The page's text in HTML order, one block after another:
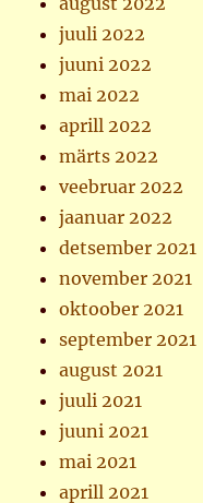
juuli 2022
juuni 2022
mai 2022
aprill 2022
märts 2022
veebruar 2022
jaanuar 2022
detsember 2021
november 2021
oktoober 2021
september 2021
august 2021
juuli 2021
juuni 2021
mai 2021
aprill 2021